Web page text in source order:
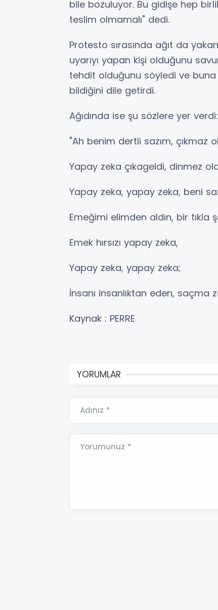
bile bozuluyor. Bu gidişe hep
teslim olmamalı" dedi.
Protesto sırasında ağıt da
uyarıyı yapan kişi olduğunu
tehdit olduğunu söyledi ve buna
bildiğini dile getirdi.
Ağıdında ise şu sözlere yer verdi:
"Ah benim dertli sazım, çıkmaz
Yapay zeka çıkageldi, dinmez
Yapay zeka, yapay zeka, beni
Emeğimi elimden aldın, bir tıkla
Emek hırsızı yapay zeka,
Yapay zeka, yapay zeka;
İnsanı insanlıktan eden, saçma
Kaynak : PERRE
YORUMLAR
Adınız *
Yorumunuz *